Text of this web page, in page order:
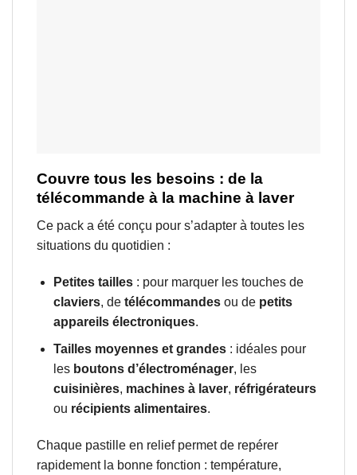
Couvre tous les besoins : de la
télécommande à la machine à laver
Ce pack a été conçu pour s’adapter à toutes les
situations du quotidien :
Petites tailles: pour marquer les touches de
claviers, de télécommandesou de petits
appareils électroniques.
Tailles moyennes et grandes: idéales pour
les boutons d’électroménager, les
cuisinières, machines à laver, réfrigérateurs
ou récipients alimentaires.
Chaque pastille en relief permet de repérer
rapidement la bonne fonction : température,